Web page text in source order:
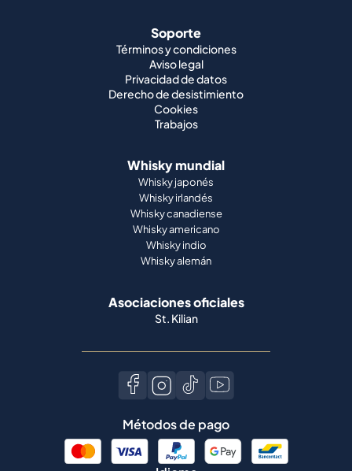
Soporte
Términos y condiciones
Aviso legal
Privacidad de datos
Derecho de desistimiento
Cookies
Trabajos
Whisky mundial
Whisky japonés
Whisky irlandés
Whisky canadiense
Whisky americano
Whisky indio
Whisky alemán
Asociaciones oficiales
St. Kilian
Métodos de pago